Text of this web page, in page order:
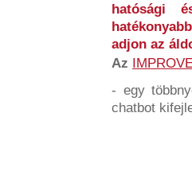
hatósági
adjon az
Az
- egy
chatbot